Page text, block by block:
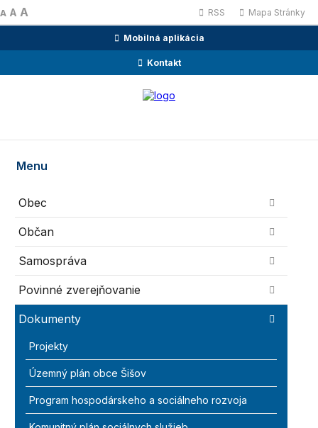
A A A RSS Mapa Stránky
Mobilná aplikácia
Kontakt
Menu
Obec
Občan
Samospráva
Povinné zverejňovanie
Dokumenty
Projekty
Územný plán obce Šišov
Program hospodárskeho a sociálneho rozvoja